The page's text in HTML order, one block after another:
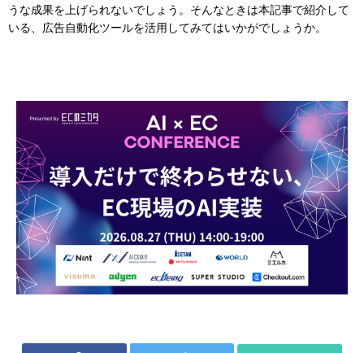
うな成果を上げられないでしょう。そんなときは本記事で紹介して
いる、広告自動化ツールを活用してみてはいかがでしょうか。